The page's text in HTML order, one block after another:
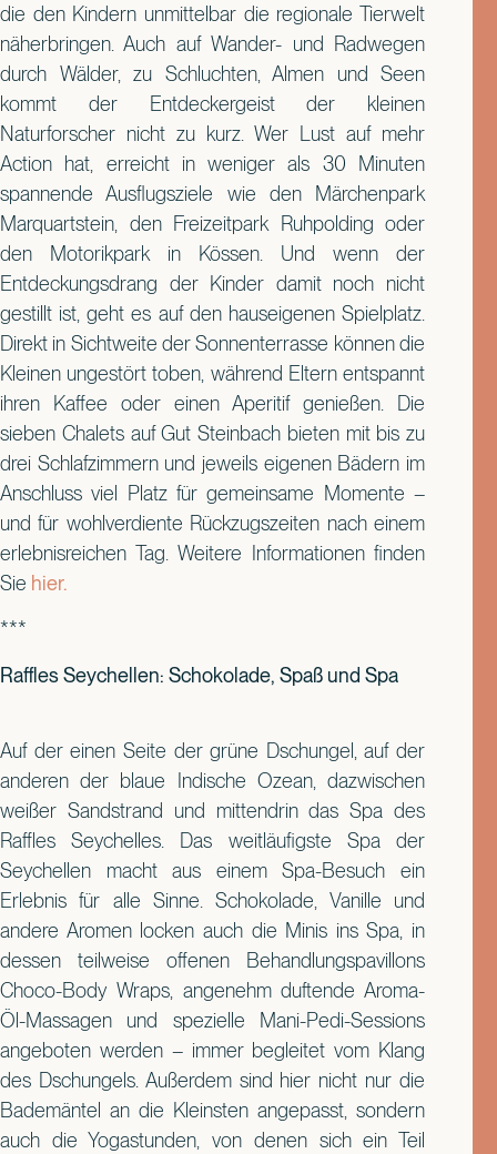
die den Kindern unmittelbar die regionale Tierwelt
näherbringen. Auch auf Wander- und Radwegen
durch Wälder, zu Schluchten, Almen und Seen
kommt der Entdeckergeist der kleinen
Naturforscher nicht zu kurz. Wer Lust auf mehr
Action hat, erreicht in weniger als 30 Minuten
spannende Ausflugsziele wie den Märchenpark
Marquartstein, den Freizeitpark Ruhpolding oder
den Motorikpark in Kössen. Und wenn der
Entdeckungsdrang der Kinder damit noch nicht
gestillt ist, geht es auf den hauseigenen Spielplatz.
Direkt in Sichtweite der Sonnenterrasse können die
Kleinen ungestört toben, während Eltern entspannt
ihren Kaffee oder einen Aperitif genießen. Die
sieben Chalets auf Gut Steinbach bieten mit bis zu
drei Schlafzimmern und jeweils eigenen Bädern im
Anschluss viel Platz für gemeinsame Momente –
und für wohlverdiente Rückzugszeiten nach einem
erlebnisreichen Tag. Weitere Informationen finden
Sie hier.
***
Raffles Seychellen: Schokolade, Spaß und Spa
Auf der einen Seite der grüne Dschungel, auf der
anderen der blaue Indische Ozean, dazwischen
weißer Sandstrand und mittendrin das Spa des
Raffles Seychelles. Das weitläufigste Spa der
Seychellen macht aus einem Spa-Besuch ein
Erlebnis für alle Sinne. Schokolade, Vanille und
andere Aromen locken auch die Minis ins Spa, in
dessen teilweise offenen Behandlungspavillons
Choco-Body Wraps, angenehm duftende Aroma-
Öl-Massagen und spezielle Mani-Pedi-Sessions
angeboten werden – immer begleitet vom Klang
des Dschungels. Außerdem sind hier nicht nur die
Bademäntel an die Kleinsten angepasst, sondern
auch die Yogastunden, von denen sich ein Teil